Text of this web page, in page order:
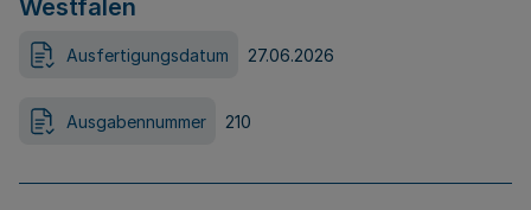
Westfalen
Ausfertigungsdatum 27.06.2026
Ausgabennummer 210